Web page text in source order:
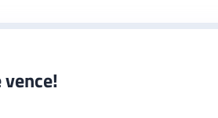
vence!